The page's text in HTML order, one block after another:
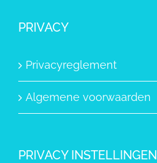
PRIVACY
Privacyreglement
Algemene voorwaarden
PRIVACY INSTELLINGEN